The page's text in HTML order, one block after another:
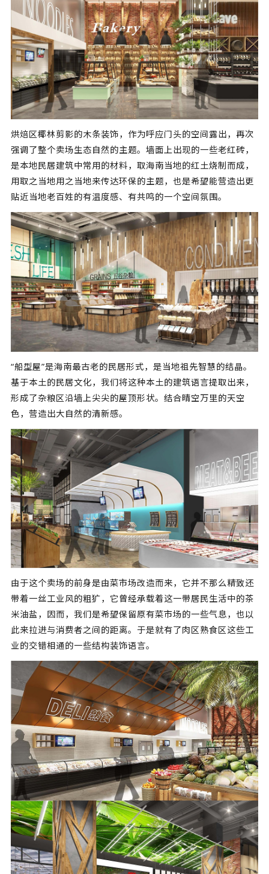
烘焙区椰林剪影的木条装饰，作为呼应门头的空间露出，再次
强调了整个卖场生态自然的主题。墙面上出现的一些老红砖，
是本地民居建筑中常用的材料，取海南当地的红土烧制而成，
用取之当地用之当地来传达环保的主题，也是希望能营造出更
贴近当地老百姓的有温度感、有共鸣的一个空间氛围。
“船型屋”是海南最古老的民居形式，是当地祖先智慧的结晶。
基于本土的民居文化，我们将这种本土的建筑语言提取出来，
形成了杂粮区沿墙上尖尖的屋顶形状。结合晴空万里的天空
色，营造出大自然的清新感。
由于这个卖场的前身是由菜市场改造而来，它并不那么精致还
带着一丝工业风的粗犷，它曾经承载着这一带居民生活中的茶
米油盐，因而，我们是希望保留原有菜市场的一些气息，也以
此来拉进与消费者之间的距离。于是就有了肉区熟食区这些工
业的交错相通的一些结构装饰语言。